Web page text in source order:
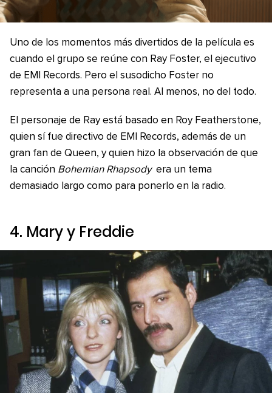
Uno de los momentos más divertidos de la película es
cuando el grupo se reúne con Ray Foster, el ejecutivo
de EMI Records. Pero el susodicho Foster no
representa a una persona real. Al menos, no del todo.
El personaje de Ray está basado en Roy Featherstone,
quien sí fue directivo de EMI Records, además de un
gran fan de Queen, y quien hizo la observación de que
la canción Bohemian Rhapsody era un tema
demasiado largo como para ponerlo en la radio.
4. Mary y Freddie